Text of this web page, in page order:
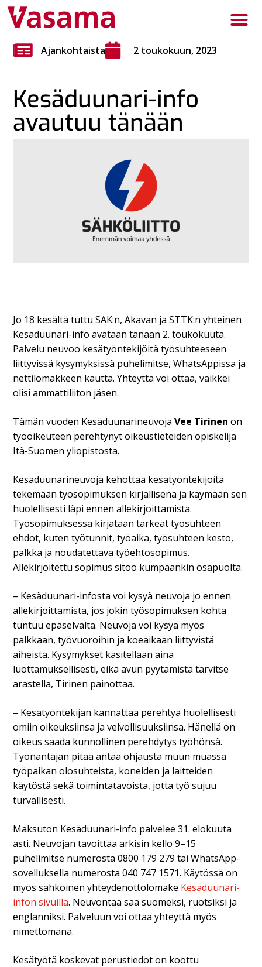
Ajankohtaista 2 toukokuun, 2023
Kesäduunari-info
avautuu tänään
Jo 18 kesältä tuttu SAK:n, Akavan ja STTK:n yhteinen
Kesäduunari-info avataan tänään 2. toukokuuta.
Palvelu neuvoo kesätyöntekijöitä työsuhteeseen
liittyvissä kysymyksissä puhelimitse, WhatsAppissa ja
nettilomakkeen kautta. Yhteyttä voi ottaa, vaikkei
olisi ammattiliiton jäsen.
Tämän vuoden KesäduunarineuvojaVee Tirinen on
työoikeuteen perehtynyt oikeustieteiden opiskelija
Itä-Suomen yliopistosta.
Kesäduunarineuvoja kehottaa kesätyöntekijöitä
tekemään työsopimuksen kirjallisena ja käymään sen
huolellisesti läpi ennen allekirjoittamista.
Työsopimuksessa kirjataan tärkeät työsuhteen
ehdot, kuten työtunnit, työaika, työsuhteen kesto,
palkka ja noudatettava työehtosopimus.
Allekirjoitettu sopimus sitoo kumpaankin osapuolta.
– Kesäduunari-infosta voi kysyä neuvoja jo ennen
allekirjoittamista, jos jokin työsopimuksen kohta
tuntuu epäselvältä. Neuvoja voi kysyä myös
palkkaan, työvuoroihin ja koeaikaan liittyvistä
aiheista. Kysymykset käsitellään aina
luottamuksellisesti, eikä avun pyytämistä tarvitse
arastella, Tirinen painottaa.
– Kesätyöntekijän kannattaa perehtyä huolellisesti
omiin oikeuksiinsa ja velvollisuuksiinsa. Hänellä on
oikeus saada kunnollinen perehdytys työhönsä.
Työnantajan pitää antaa ohjausta muun muassa
työpaikan olosuhteista, koneiden ja laitteiden
käytöstä sekä toimintatavoista, jotta työ sujuu
turvallisesti.
Maksuton Kesäduunari-info palvelee 31. elokuuta
asti. Neuvojan tavoittaa arkisin kello 9–15
puhelimitse numerosta 0800 179 279 tai WhatsApp-
sovelluksella numerosta 040 747 1571. Käytössä on
myös sähköinen yhteydenottolomake Kesäduunari-
infon sivuilla. Neuvontaa saa suomeksi, ruotsiksi ja
englanniksi. Palveluun voi ottaa yhteyttä myös
nimettömänä.
Kesätyötä koskevat perustiedot on koottu